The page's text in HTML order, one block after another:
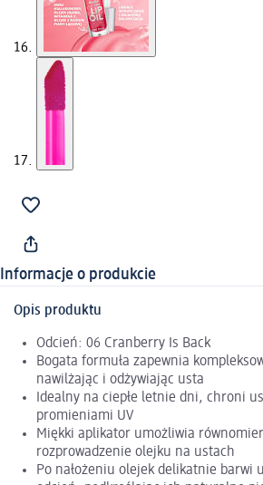
Informacje o produkcie
Opis produktu
Odcień: 06 Cranberry Is Back
Bogata formuła zapewnia
nawilżając i odżywiając usta
Idealny na ciepłe letnie dni, chroni
promieniami UV
Miękki aplikator umożliwia
rozprowadzenie olejku na ustach
Po nałożeniu olejek delikatnie barwi